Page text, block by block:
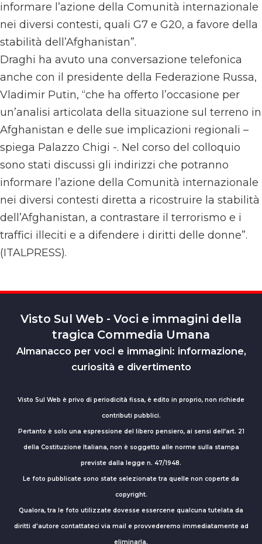
informare l’azione della Comunità internazionale
nei diversi contesti, quali G7 e G20, a favore della
stabilità dell’Afghanistan”.
Draghi ha avuto una conversazione telefonica
anche con il presidente della Federazione Russa,
Vladimir Putin, “che ha offerto l’occasione per
un’analisi articolata della situazione sul terreno in
Afghanistan e delle sue implicazioni regionali –
spiega Palazzo Chigi -. Nel corso del colloquio
sono stati discussi gli indirizzi che potranno
informare l’azione della Comunità internazionale
nei diversi contesti diretta a ricostruire la stabilità
dell’Afghanistan, a contrastare il terrorismo e i
traffici illeciti e a difendere i diritti delle donne”.
(ITALPRESS).
Visto Sul Web - Voci e immagini della
tragica Commedia Umana
Almanacco per voci e immagini: informazione,
curiosità e divertimento
Visto Sul Web è privo di periodicità fissa, è edito in proprio, non richiede
contributi pubblici.
Pertanto è solo una espressione del libero pensiero, ai sensi dell’art. 21
della Costituzione Italiana, non è soggetto alle norme sulla stampa
previste dalla legge n. 47/1948.
Le foto pubblicate sono state selezionate tra quelle non coperte da
copyright.
Qualora, tra le foto utilizzate dovesse essercene qualcuna tutelata da
diritti d'autore contattateci via mail e provvederemo immediatamente ad
eliminarla.